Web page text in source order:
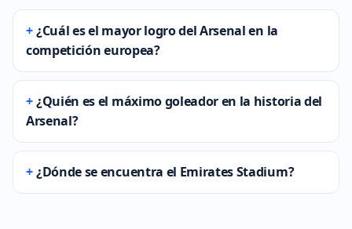
¿Cuál es el mayor logro del Arsenal en la
competición europea?
¿Quién es el máximo goleador en la historia del
Arsenal?
¿Dónde se encuentra el Emirates Stadium?